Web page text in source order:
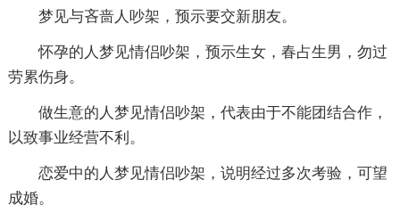
梦见与吝啬人吵架，预示要交新朋友。
怀孕的人梦见情侣吵架，预示生女，春占生男，勿过
劳累伤身。
做生意的人梦见情侣吵架，代表由于不能团结合作，
以致事业经营不利。
恋爱中的人梦见情侣吵架，说明经过多次考验，可望
成婚。